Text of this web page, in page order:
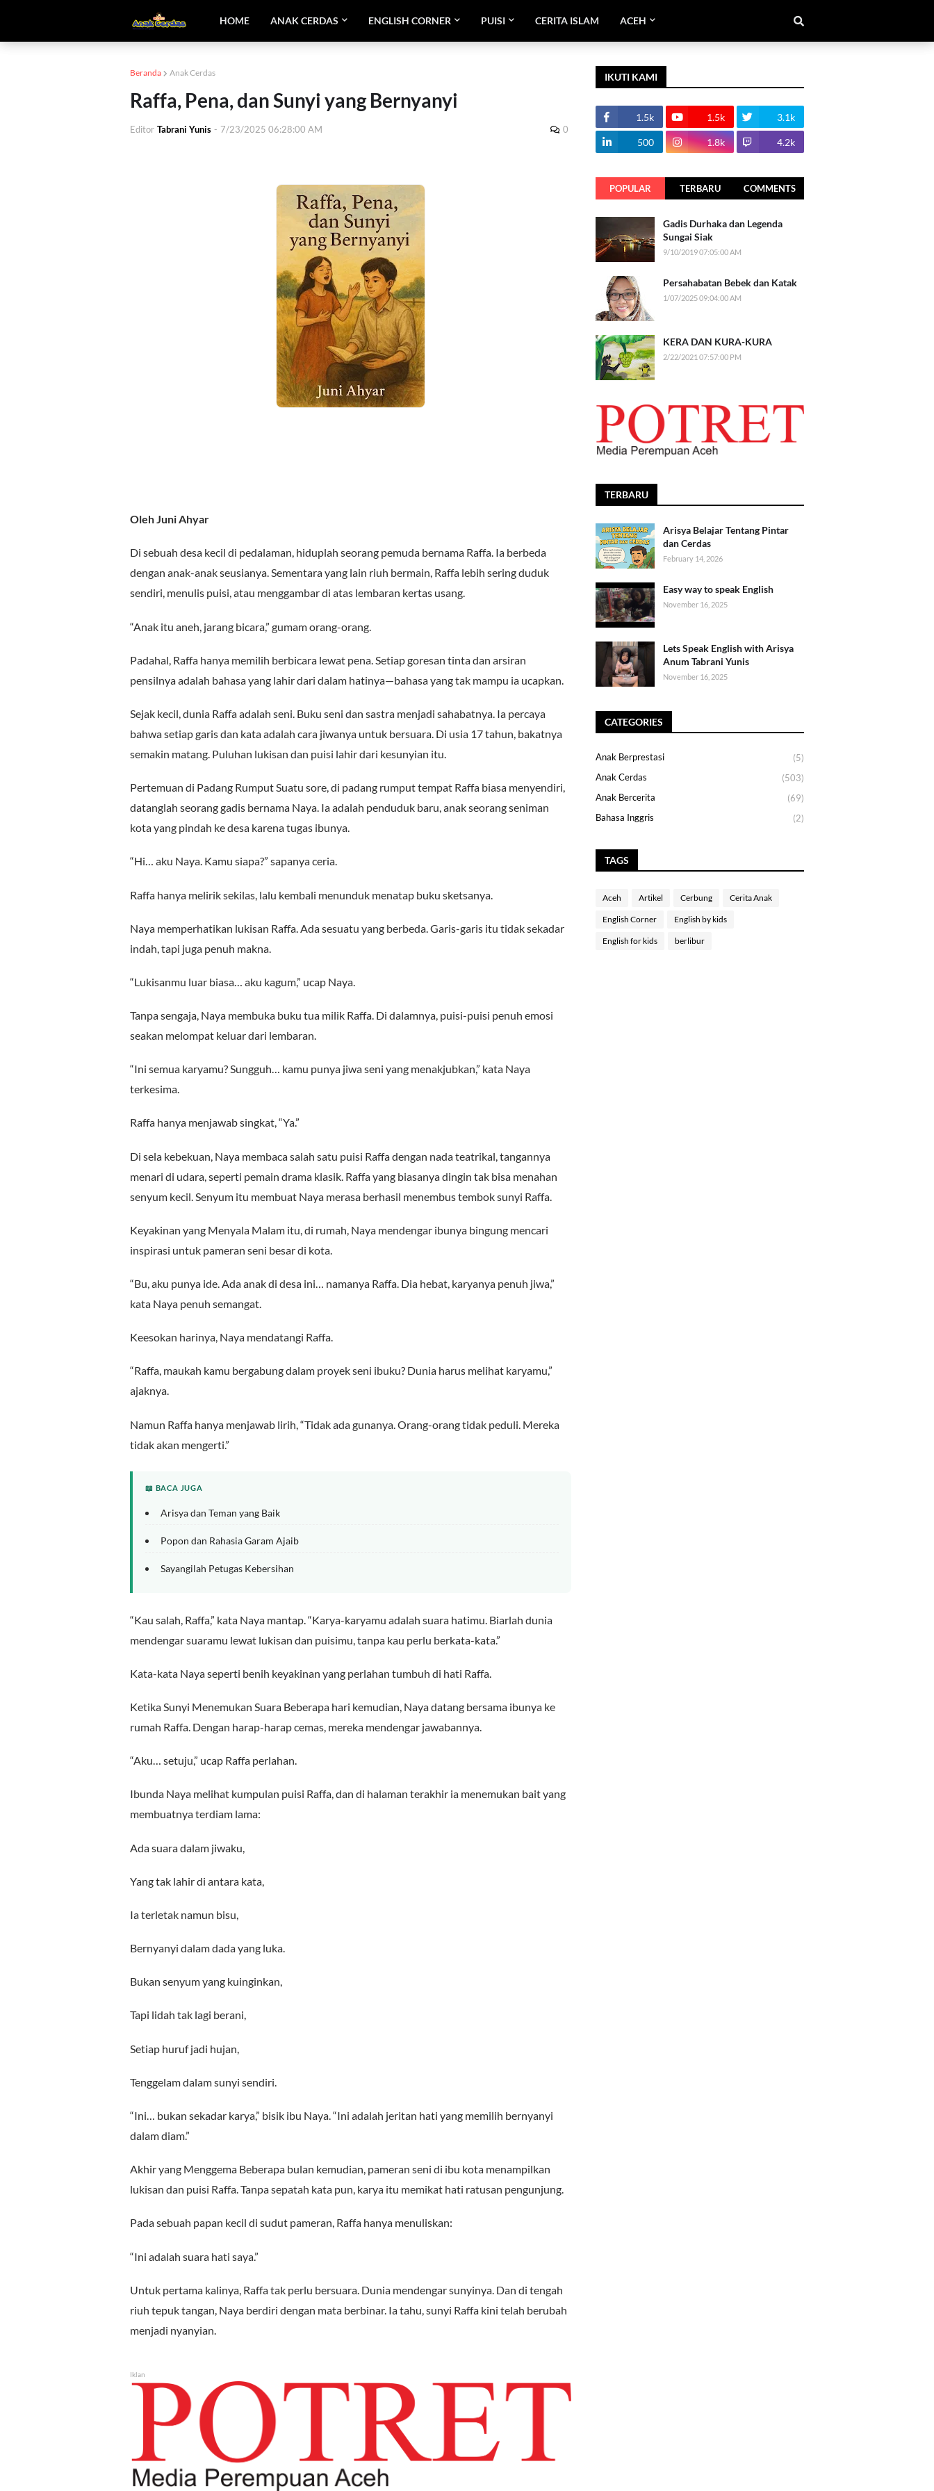
HOME ANAK CERDAS ENGLISH CORNER PUISI CERITA ISLAM ACEH
Beranda Anak Cerdas
Raffa, Pena, dan Sunyi yang Bernyanyi
Editor Tabrani Yunis - 7/23/2025 06:28:00 AM 0
Oleh Juni Ahyar
Di sebuah desa kecil di pedalaman, hiduplah seorang pemuda bernama Raffa. Ia berbeda
dengan anak-anak seusianya. Sementara yang lain riuh bermain, Raffa lebih sering duduk
sendiri, menulis puisi, atau menggambar di atas lembaran kertas usang.
“Anak itu aneh, jarang bicara,” gumam orang-orang.
Padahal, Raffa hanya memilih berbicara lewat pena. Setiap goresan tinta dan arsiran
pensilnya adalah bahasa yang lahir dari dalam hatinya—bahasa yang tak mampu ia ucapkan.
Sejak kecil, dunia Raffa adalah seni. Buku seni dan sastra menjadi sahabatnya. Ia percaya
bahwa setiap garis dan kata adalah cara jiwanya untuk bersuara. Di usia 17 tahun, bakatnya
semakin matang. Puluhan lukisan dan puisi lahir dari kesunyian itu.
Pertemuan di Padang Rumput Suatu sore, di padang rumput tempat Raffa biasa menyendiri,
datanglah seorang gadis bernama Naya. Ia adalah penduduk baru, anak seorang seniman
kota yang pindah ke desa karena tugas ibunya.
“Hi… aku Naya. Kamu siapa?” sapanya ceria.
Raffa hanya melirik sekilas, lalu kembali menunduk menatap buku sketsanya.
Naya memperhatikan lukisan Raffa. Ada sesuatu yang berbeda. Garis-garis itu tidak sekadar
indah, tapi juga penuh makna.
“Lukisanmu luar biasa… aku kagum,” ucap Naya.
Tanpa sengaja, Naya membuka buku tua milik Raffa. Di dalamnya, puisi-puisi penuh emosi
seakan melompat keluar dari lembaran.
“Ini semua karyamu? Sungguh… kamu punya jiwa seni yang menakjubkan,” kata Naya
terkesima.
Raffa hanya menjawab singkat, “Ya.”
Di sela kebekuan, Naya membaca salah satu puisi Raffa dengan nada teatrikal, tangannya
menari di udara, seperti pemain drama klasik. Raffa yang biasanya dingin tak bisa menahan
senyum kecil. Senyum itu membuat Naya merasa berhasil menembus tembok sunyi Raffa.
Keyakinan yang Menyala Malam itu, di rumah, Naya mendengar ibunya bingung mencari
inspirasi untuk pameran seni besar di kota.
“Bu, aku punya ide. Ada anak di desa ini… namanya Raffa. Dia hebat, karyanya penuh jiwa,”
kata Naya penuh semangat.
Keesokan harinya, Naya mendatangi Raffa.
“Raffa, maukah kamu bergabung dalam proyek seni ibuku? Dunia harus melihat karyamu,”
ajaknya.
Namun Raffa hanya menjawab lirih, “Tidak ada gunanya. Orang-orang tidak peduli. Mereka
tidak akan mengerti.”
📖 BACA JUGA
Arisya dan Teman yang Baik
Popon dan Rahasia Garam Ajaib
Sayangilah Petugas Kebersihan
“Kau salah, Raffa,” kata Naya mantap. “Karya-karyamu adalah suara hatimu. Biarlah dunia
mendengar suaramu lewat lukisan dan puisimu, tanpa kau perlu berkata-kata.”
Kata-kata Naya seperti benih keyakinan yang perlahan tumbuh di hati Raffa.
Ketika Sunyi Menemukan Suara Beberapa hari kemudian, Naya datang bersama ibunya ke
rumah Raffa. Dengan harap-harap cemas, mereka mendengar jawabannya.
“Aku… setuju,” ucap Raffa perlahan.
Ibunda Naya melihat kumpulan puisi Raffa, dan di halaman terakhir ia menemukan bait yang
membuatnya terdiam lama:
Ada suara dalam jiwaku,
Yang tak lahir di antara kata,
Ia terletak namun bisu,
Bernyanyi dalam dada yang luka.
Bukan senyum yang kuinginkan,
Tapi lidah tak lagi berani,
Setiap huruf jadi hujan,
Tenggelam dalam sunyi sendiri.
“Ini… bukan sekadar karya,” bisik ibu Naya. “Ini adalah jeritan hati yang memilih bernyanyi
dalam diam.”
Akhir yang Menggema Beberapa bulan kemudian, pameran seni di ibu kota menampilkan
lukisan dan puisi Raffa. Tanpa sepatah kata pun, karya itu memikat hati ratusan pengunjung.
Pada sebuah papan kecil di sudut pameran, Raffa hanya menuliskan:
“Ini adalah suara hati saya.”
Untuk pertama kalinya, Raffa tak perlu bersuara. Dunia mendengar sunyinya. Dan di tengah
riuh tepuk tangan, Naya berdiri dengan mata berbinar. Ia tahu, sunyi Raffa kini telah berubah
menjadi nyanyian.
Iklan
IKUTI KAMI
1.5k 1.5k 3.1k
500 1.8k 4.2k
POPULAR TERBARU COMMENTS
Gadis Durhaka dan Legenda
Sungai Siak
9/10/2019 07:05:00 AM
Persahabatan Bebek dan Katak
1/07/2025 09:04:00 AM
KERA DAN KURA-KURA
2/22/2021 07:57:00 PM
TERBARU
Arisya Belajar Tentang Pintar
dan Cerdas
February 14, 2026
Easy way to speak English
November 16, 2025
Lets Speak English with Arisya
Anum Tabrani Yunis
November 16, 2025
CATEGORIES
Anak Berprestasi
(5)
Anak Cerdas
(503)
Anak Bercerita
(69)
Bahasa Inggris
(2)
TAGS
Aceh Artikel Cerbung Cerita Anak
English Corner English by kids
English for kids berlibur